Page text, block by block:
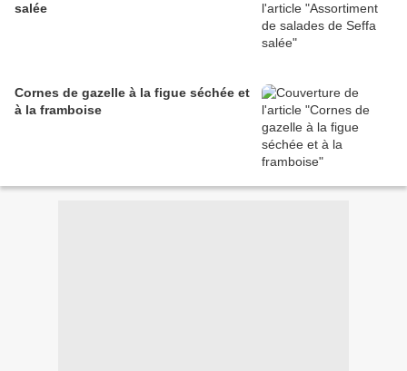
salée
Cornes de gazelle à la figue séchée et
à la framboise